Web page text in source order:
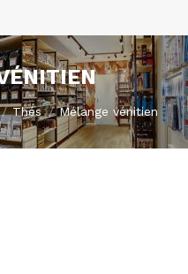
Thés Mélange vénitien